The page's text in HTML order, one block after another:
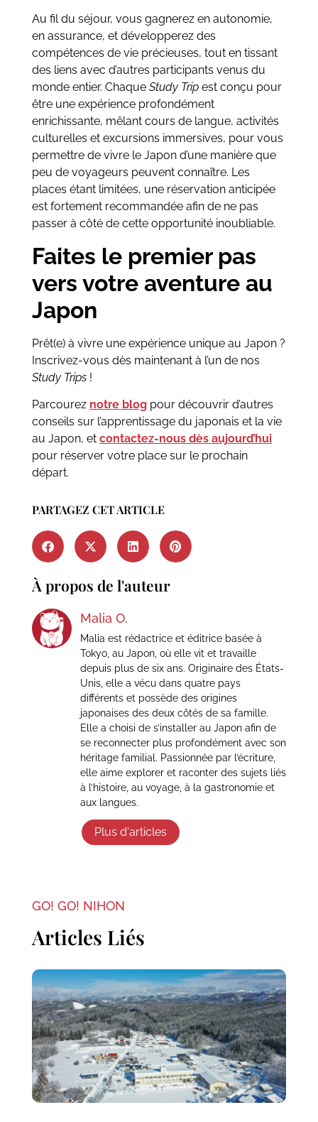
Au fil du séjour, vous gagnerez en autonomie,
en assurance, et développerez des
compétences de vie précieuses, tout en tissant
des liens avec d’autres participants venus du
monde entier. Chaque Study Tripest conçu pour
être une expérience profondément
enrichissante, mêlant cours de langue, activités
culturelles et excursions immersives, pour vous
permettre de vivre le Japon d’une manière que
peu de voyageurs peuvent connaître. Les
places étant limitées, une réservation anticipée
est fortement recommandée afin de ne pas
passer à côté de cette opportunité inoubliable.
Faites le premier pas
vers votre aventure au
Japon
Prêt(e) à vivre une expérience unique au Japon ?
Inscrivez-vous dès maintenant à l’un de nos
Study Trips!
Parcourez notre blogpour découvrir d’autres
conseils sur l’apprentissage du japonais et la vie
au Japon, et contactez-nous dès aujourd’hui
pour réserver votre place sur le prochain
départ.
PARTAGEZ CET ARTICLE
À propos de l'auteur
Malia O.
Malia est rédactrice et éditrice basée à
Tokyo, au Japon, où elle vit et travaille
depuis plus de six ans. Originaire des États-
Unis, elle a vécu dans quatre pays
différents et possède des origines
japonaises des deux côtés de sa famille.
Elle a choisi de s’installer au Japon afin de
se reconnecter plus profondément avec son
héritage familial. Passionnée par l’écriture,
elle aime explorer et raconter des sujets liés
à l’histoire, au voyage, à la gastronomie et
aux langues.
Plus d'articles
GO! GO! NIHON
Articles Liés